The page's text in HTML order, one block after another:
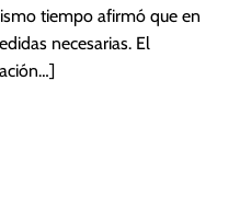
tiempo afirmó que en
necesarias. El